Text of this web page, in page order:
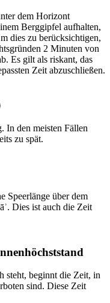
dem Horizont
Berggipfel aufhalten,
dies zu berücksichtigen,
2 Minuten von
Es gilt als riskant, das
Zeit abzuschließen.
In den meisten Fällen
zu spät.
Speerlänge über dem
Dies ist auch die Zeit
steht, beginnt die Zeit, in
sind. Diese Zeit